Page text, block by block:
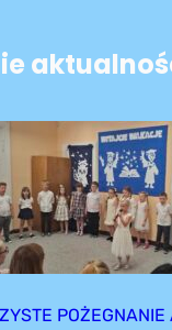
POŻEGNANIE